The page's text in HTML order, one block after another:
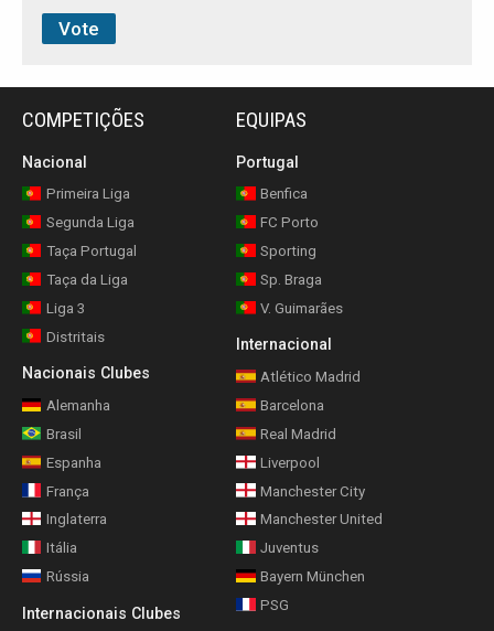
COMPETIÇÕES
Nacional
Primeira Liga
Segunda Liga
Taça Portugal
Taça da Liga
Liga 3
Distritais
Nacionais Clubes
Alemanha
Brasil
Espanha
França
Inglaterra
Itália
Rússia
Internacionais Clubes
EQUIPAS
Portugal
Benfica
FC Porto
Sporting
Sp. Braga
V. Guimarães
Internacional
Atlético Madrid
Barcelona
Real Madrid
Liverpool
Manchester City
Manchester United
Juventus
Bayern München
PSG